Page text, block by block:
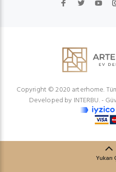
Copyright © 2020 arterhome.
Developed by INTERBU.-
Yukarı